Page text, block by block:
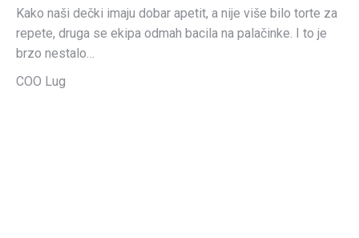
Kako naši dečki imaju dobar apetit, a nije više bilo torte za
repete, druga se ekipa odmah bacila na palačinke. I to je
brzo nestalo…
COO Lug